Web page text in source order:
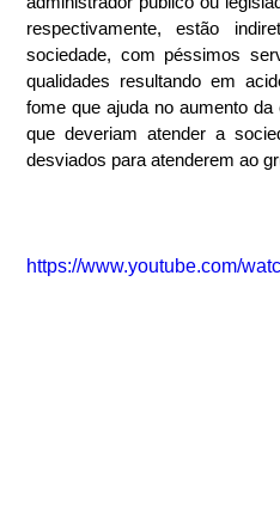
respectivamente, estão
sociedade, com péssimos
qualidades resultando em
fome que ajuda no aumento
que deveriam atender a
desviados para atenderem ao
https://www.youtube.com/